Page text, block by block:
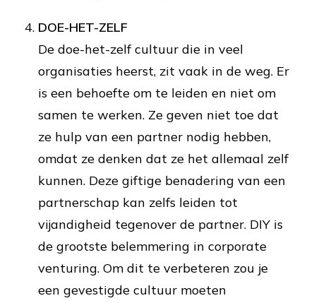
DOE-HET-ZELF
De doe-het-zelf cultuur die in veel
organisaties heerst, zit vaak in de weg. Er
is een behoefte om te leiden en niet om
samen te werken. Ze geven niet toe dat
ze hulp van een partner nodig hebben,
omdat ze denken dat ze het allemaal zelf
kunnen. Deze giftige benadering van een
partnerschap kan zelfs leiden tot
vijandigheid tegenover de partner. DIY is
de grootste belemmering in corporate
venturing. Om dit te verbeteren zou je
een gevestigde cultuur moeten